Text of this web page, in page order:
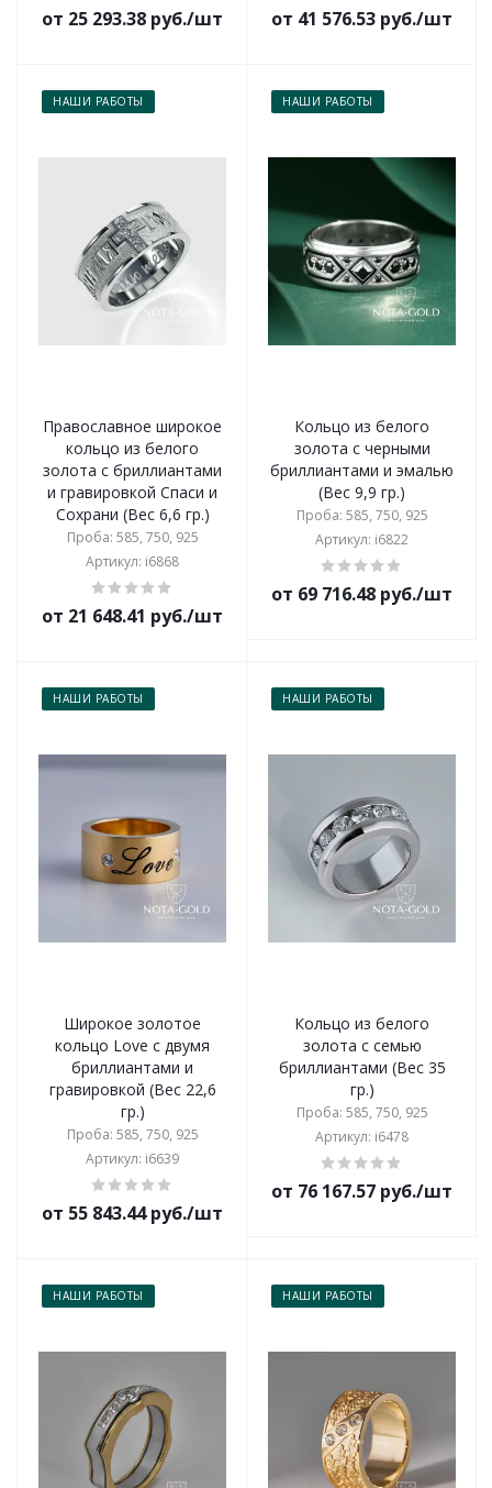
от 25 293.38 руб./шт от 41 576.53 руб./шт
НАШИ РАБОТЫ
Православное широкое
кольцо из белого
золота с бриллиантами
и гравировкой Спаси и
Сохрани (Вес 6,6 гр.)
Проба: 585, 750, 925
Артикул: i6868
от 21 648.41 руб./шт
НАШИ РАБОТЫ
Кольцо из белого
золота с черными
бриллиантами и эмалью
(Вес 9,9 гр.)
Проба: 585, 750, 925
Артикул: i6822
от 69 716.48 руб./шт
НАШИ РАБОТЫ
Широкое золотое
кольцо Love с двумя
бриллиантами и
гравировкой (Вес 22,6
гр.)
Проба: 585, 750, 925
Артикул: i6639
от 55 843.44 руб./шт
НАШИ РАБОТЫ
Кольцо из белого
золота с семью
бриллиантами (Вес 35
гр.)
Проба: 585, 750, 925
Артикул: i6478
от 76 167.57 руб./шт
НАШИ РАБОТЫ НАШИ РАБОТЫ